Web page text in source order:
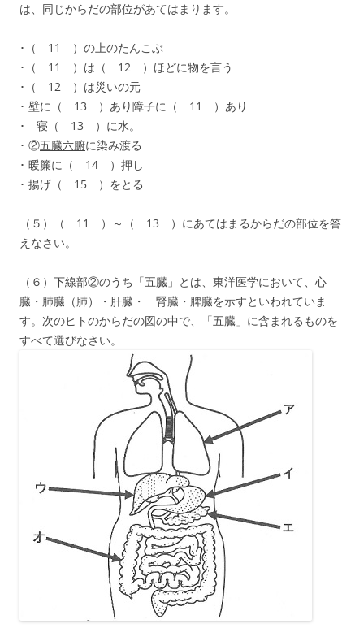
は、同じからだの部位があてはまります。
･（ 11 ）の上のたんこぶ
･（ 11 ）は（ 12 ）ほどに物を言う
･（ 12 ）は災いの元
･ 壁に（ 13 ）あり障子に（ 11 ）あり
･ 寝（ 13 ）に水。
･ ②五臓六腑に染み渡る
･ 暖簾に（ 14 ）押し
･ 揚げ（ 15 ）をとる
（５）（ 11 ）～（ 13 ）にあてはまるからだの部位を答
えなさい。
（６）下線部②のうち「五臓」とは、東洋医学において、心
臓・肺臓（肺）・肝臓・ 腎臓・脾臓を示すといわれていま
す。次のヒトのからだの図の中で、「五臓」に含まれるものを
すべて選びなさい。